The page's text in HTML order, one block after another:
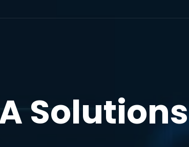
Solutions